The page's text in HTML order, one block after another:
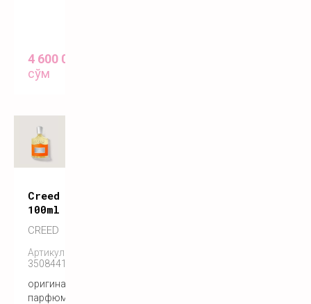
4 600 000
сўм
Creed viking cologne
100ml
CREED
Артикул:
3508441001275
оригинальный
парфюм